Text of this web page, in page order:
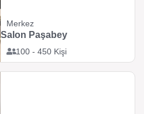
Merkez
100 - 450 Kişi
Salon Paşabey